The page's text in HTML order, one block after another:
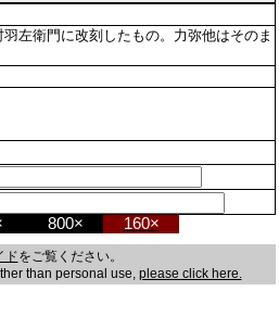
左衛門に改刻したもの。力弥他はそのま
800× 160×
ドをご覧ください。
than personal use, please click here.